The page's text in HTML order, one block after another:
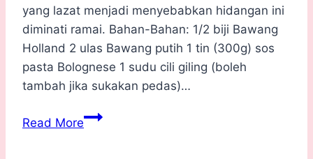
yang lazat menjadi menyebabkan hidangan ini
diminati ramai. Bahan-Bahan: 1/2 biji Bawang
Holland 2 ulas Bawang putih 1 tin (300g) sos
pasta Bolognese 1 sudu cili giling (boleh
tambah jika sukakan pedas)…
Read MoreResepi